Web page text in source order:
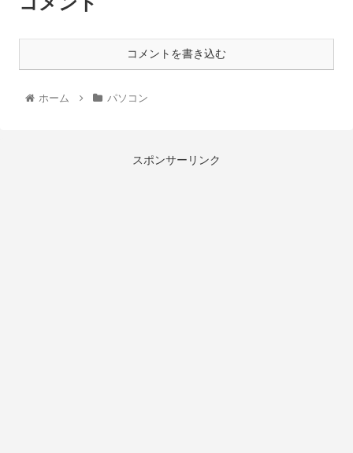
コメントを書き込む
ホーム パソコン
スポンサーリンク